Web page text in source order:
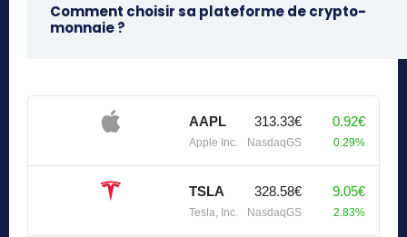
Comment choisir sa plateforme de crypto-
monnaie ?
AAPL
Apple Inc.
313.33€
NasdaqGS
0.92€
0.29%
TSLA
Tesla, Inc.
328.58€
NasdaqGS
9.05€
2.83%